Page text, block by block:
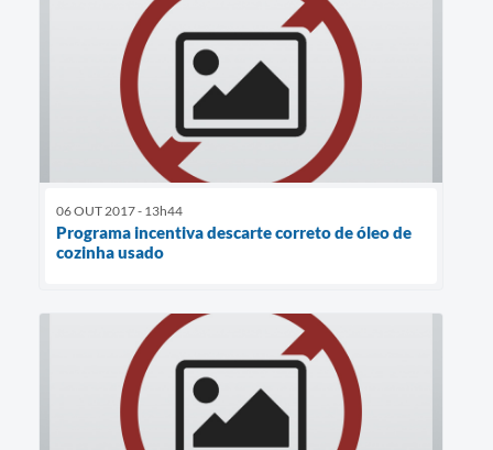
06 OUT 2017 - 13h44
Programa incentiva descarte correto de óleo de
cozinha usado